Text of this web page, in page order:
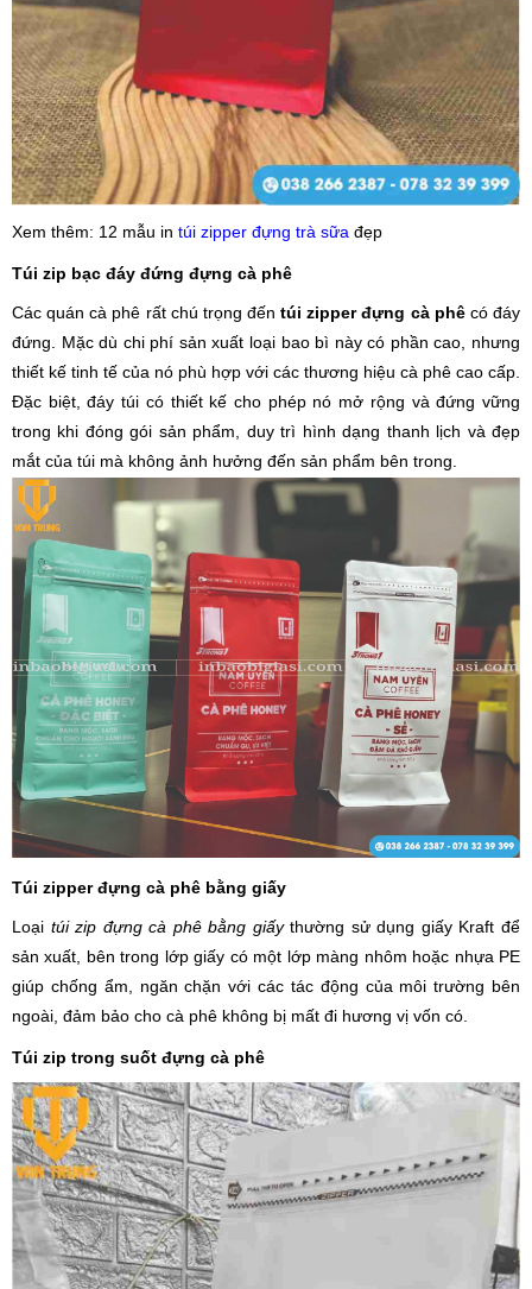
Xem thêm: 12 mẫu in túi zipper đựng trà sữa đẹp
Túi zip bạc đáy đứng đựng cà phê
Các quán cà phê rất chú trọng đếntúi zipper đựng cà phêcó đáy
đứng. Mặc dù chi phí sản xuất loại bao bì này có phần cao, nhưng
thiết kế tinh tế của nó phù hợp với các thương hiệu cà phê cao cấp.
Đặc biệt, đáy túi có thiết kế cho phép nó mở rộng và đứng vững
trong khi đóng gói sản phẩm, duy trì hình dạng thanh lịch và đẹp
mắt của túi mà không ảnh hưởng đến sản phẩm bên trong.
Túi zipper đựng cà phê bằng giấy
Loại túi zip đựng cà phê bằng giấythường sử dụng giấy Kraft để
sản xuất, bên trong lớp giấy có một lớp màng nhôm hoặc nhựa PE
giúp chống ẩm, ngăn chặn với các tác động của môi trường bên
ngoài, đảm bảo cho cà phê không bị mất đi hương vị vốn có.
Túi zip trong suốt đựng cà phê